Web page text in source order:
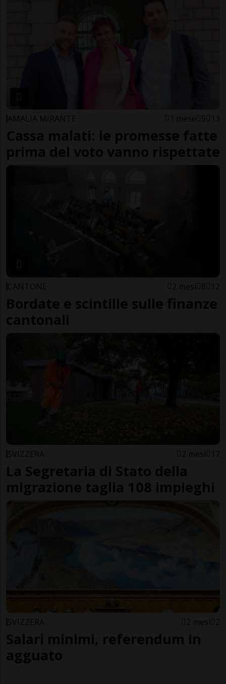
AMALIA MIRANTE 1 mese 5 13
Cassa malati: le promesse fatte
prima del voto vanno rispettate
CANTONE 2 mesi 8 12
Bordate e scintille sulle finanze
cantonali
SVIZZERA 2 mesi 17
La Segretaria di Stato della
migrazione taglia 108 impieghi
SVIZZERA 2 mesi 2
Salari minimi, referendum in
agguato